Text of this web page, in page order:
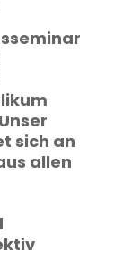
Unser
sich an
allen